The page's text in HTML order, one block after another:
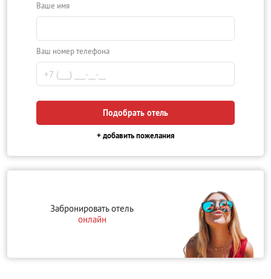
Ваше имя
Ваш номер телефона
Подобрать отель
+ добавить пожелания
Забронировать отель
онлайн